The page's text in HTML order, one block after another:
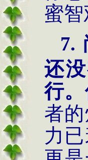
蜜
7.
还
行
者
力